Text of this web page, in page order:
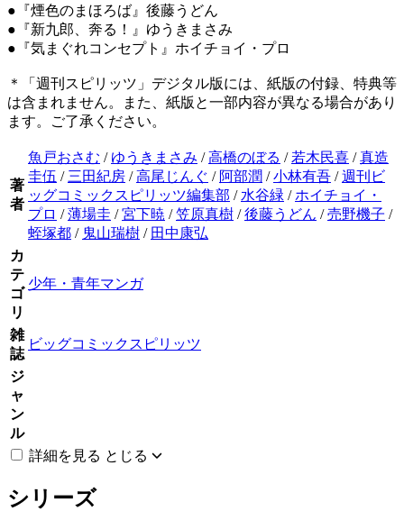
●『煙色のまほろば』後藤うどん
●『新九郎、奔る！』ゆうきまさみ
●『気まぐれコンセプト』ホイチョイ・プロ
＊「週刊スピリッツ」デジタル版には、紙版の付録、特典等
は含まれません。また、紙版と一部内容が異なる場合があり
ます。ご了承ください。
著
者
魚戸おさむ / ゆうきまさみ /高橋のぼる / 若木民喜 /真造
圭伍 / 三田紀房 /高尾じんぐ / 阿部潤 /小林有吾 /週刊ビ
ッグコミックスピリッツ編集部 / 水谷緑 / ホイチョイ・
プロ /薄場圭 /宮下暁 /笠原真樹 /後藤うどん /売野機子 /
蛭塚都 / 鬼山瑞樹 / 田中康弘
カ
テ
ゴ
リ
少年・青年マンガ
雑
誌
ビッグコミックスピリッツ
ジ
ャ
ン
ル
詳細を見る とじる
シリーズ